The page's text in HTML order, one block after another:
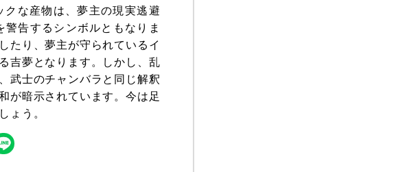
クな産物は、夢主の現実逃避
告するシンボルともなりま
たり、夢主が守られているイ
吉夢となります。しかし、乱
武士のチャンバラと同じ解釈
が暗示されています。今は足
ょう。